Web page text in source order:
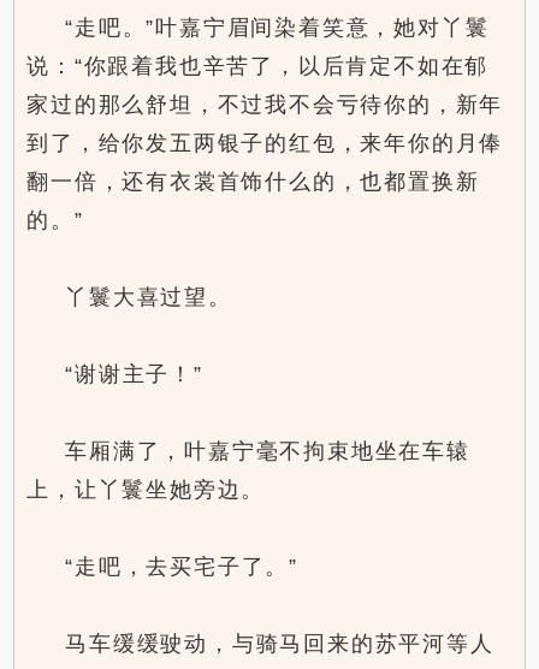
“走吧。”叶嘉宁眉间染着笑意，她对丫鬟
说：“你跟着我也辛苦了，以后肯定不如在郁
家过的那么舒坦，不过我不会亏待你的，新年
到了，给你发五两银子的红包，来年你的月俸
翻一倍，还有衣裳首饰什么的，也都置换新
的。”
丫鬟大喜过望。
“谢谢主子！”
车厢满了，叶嘉宁毫不拘束地坐在车辕
上，让丫鬟坐她旁边。
“走吧，去买宅子了。”
马车缓缓驶动，与骑马回来的苏平河等人